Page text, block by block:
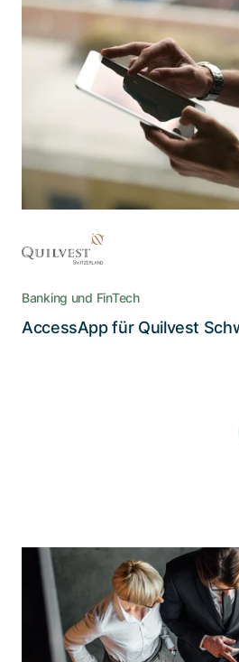
Für
Datensicherheit und
Nutzererlebnis
Die AccessApp
strengen
dem
Banking und FinTech
AccessApp für Quilvest